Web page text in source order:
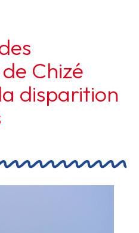
Chizé
disparition